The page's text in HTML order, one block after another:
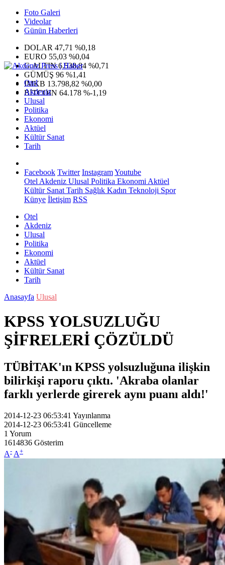
Foto Galeri
Videolar
Günün Haberleri
DOLAR 47,71 %0,18
EURO 55,03 %0,04
G.ALTIN6.538,84 %0,71
GÜMÜŞ 96 %1,41
IMKB 13.798,82 %0,00
BITCOIN 64.178 %-1,19
Otel
Akdeniz
Ulusal
Politika
Ekonomi
Aktüel
Kültür Sanat
Tarih
Facebook Twitter InstagramYoutube
Otel Akdeniz Ulusal Politika Ekonomi Aktüel
Kültür Sanat Tarih Sağlık Kadın Teknoloji Spor
Künye İletişim RSS
Otel
Akdeniz
Ulusal
Politika
Ekonomi
Aktüel
Kültür Sanat
Tarih
Anasayfa Ulusal
KPSS YOLSUZLUĞU
ŞİFRELERİ ÇÖZÜLDÜ
TÜBİTAK'ın KPSS yolsuzluğuna ilişkin
bilirkişi raporu çıktı. 'Akraba olanlar
farklı yerlerde girerek aynı puanı aldı!'
2014-12-23 06:53:41 Yayınlanma
2014-12-23 06:53:41 Güncelleme
1 Yorum
1614836 Gösterim
A- A+